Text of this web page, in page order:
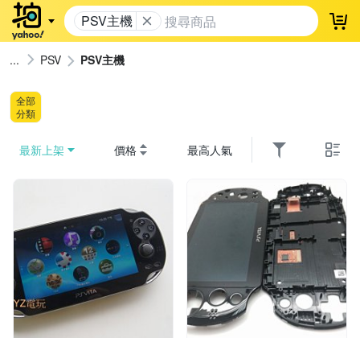
PSV主機 登
PSV PSV主機
全部
分類
最新上架 價格 最高人氣